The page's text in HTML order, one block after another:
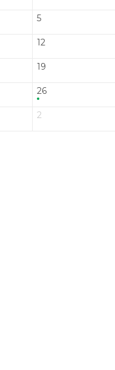
5
12
19
26
2